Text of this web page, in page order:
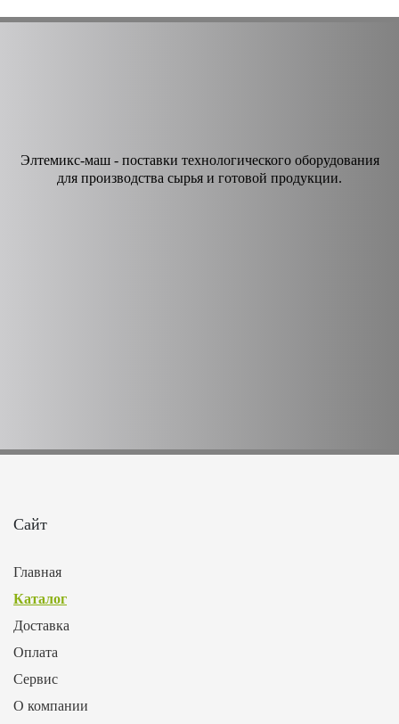
Элтемикс-маш - поставки технологического оборудования
для производства сырья и готовой продукции.
Сайт
Главная
Каталог
Доставка
Оплата
Сервис
О компании